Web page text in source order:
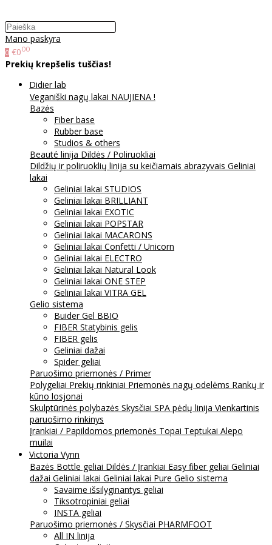
Mano paskyra
0 €000
Prekių krepšelis tuščias!
Didier lab
Veganiški nagų lakai NAUJIENA !
Bazės
Fiber base
Rubber base
Studios & others
Beauté linija Dildės / Poliruokliai
Dildžių ir poliruoklių linija su keičiamais abrazyvais Geliniai
lakai
Geliniai lakai STUDIOS
Geliniai lakai BRILLIANT
Geliniai lakai EXOTIC
Geliniai lakai POPSTAR
Geliniai lakai MACARONS
Geliniai lakai Confetti / Unicorn
Geliniai lakai ELECTRO
Geliniai lakai Natural Look
Geliniai lakai ONE STEP
Geliniai lakai VITRA GEL
Gelio sistema
Buider Gel BBIO
FIBER Statybinis gelis
FIBER gelis
Geliniai dažai
Spider geliai
Paruošimo priemonės / Primer
Polygeliai Prekių rinkiniai Priemonės nagų odelėms Rankų ir
kūno losjonai
Skulptūrinės polybazės Skysčiai SPA pėdų linija Vienkartinis
paruošimo rinkinys
Įrankiai / Papildomos priemonės Topai Teptukai Alepo
muilai
Victoria Vynn
Bazės Bottle geliai Dildės / Įrankiai Easy fiber geliai Geliniai
dažai Geliniai lakai Geliniai lakai Pure Gelio sistema
Savaime išsilyginantys geliai
Tiksotropiniai geliai
INSTA geliai
Paruošimo priemonės / Skysčiai PHARMFOOT
All IN linija